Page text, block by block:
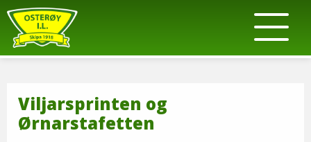
Viljarsprinten og
Ørnarstafetten